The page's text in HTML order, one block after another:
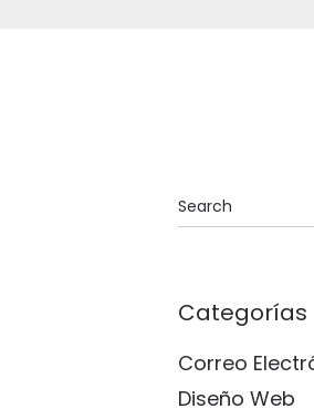
Categorías
Correo
Diseño Web